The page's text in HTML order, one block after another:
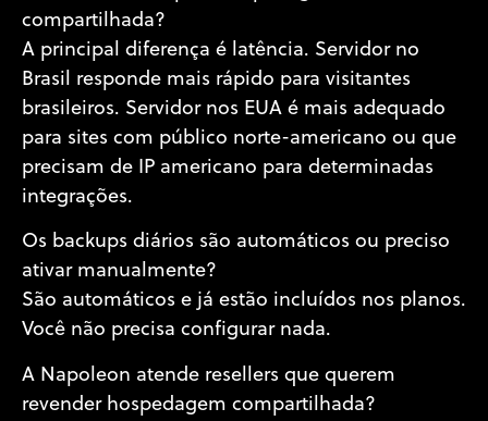
compartilhada?
A principal diferença é latência. Servidor no
Brasil responde mais rápido para visitantes
brasileiros. Servidor nos EUA é mais adequado
para sites com público norte-americano ou que
precisam de IP americano para determinadas
integrações.
Os backups diários são automáticos ou preciso
ativar manualmente?
São automáticos e já estão incluídos nos planos.
Você não precisa configurar nada.
A Napoleon atende resellers que querem
revender hospedagem compartilhada?